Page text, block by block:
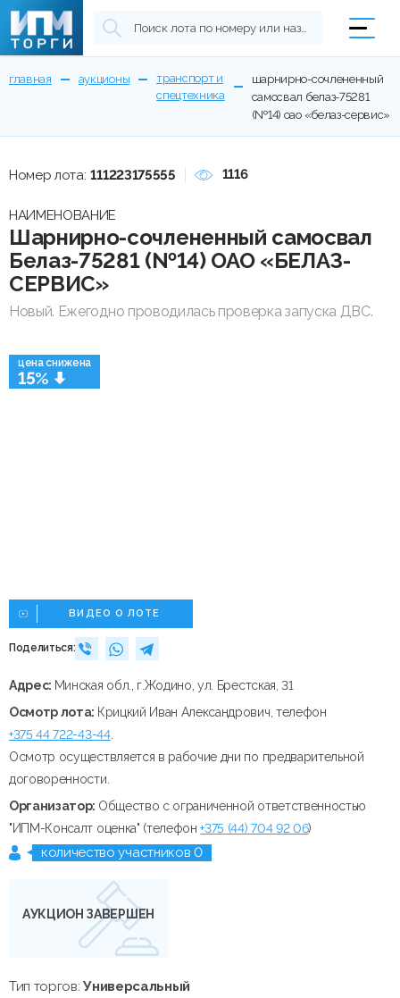
главная аукционы
транспорт и
спецтехника
шарнирно-сочлененный
самосвал белаз-75281
(№14) оао «белаз-сервис»
цена снижена
15%
ВИДЕО О ЛОТЕ
Поделиться:
Номер лота: 111223175555 1116
НАИМЕНОВАНИЕ
Шарнирно-сочлененный самосвал
Белаз-75281 (№14) ОАО «БЕЛАЗ-
СЕРВИС»
Новый. Ежегодно проводилась проверка запуска ДВС.
Адрес: Минская обл., г.Жодино, ул. Брестская, 31
Осмотр лота: Крицкий Иван Александрович, телефон
+375 44 722-43-44.
Осмотр осуществляется в рабочие дни по предварительной
договоренности.
Организатор: Общество с ограниченной ответственностью
"ИПМ-Консалт оценка" (телефон+375 (44) 704 92 06)
количество участников 0
АУКЦИОН ЗАВЕРШЕН
Тип торгов:Универсальный